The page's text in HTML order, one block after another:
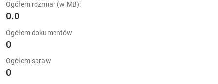
Ogółem rozmiar (w MB):
0.0
Ogółem dokumentów
0
Ogółem spraw
0